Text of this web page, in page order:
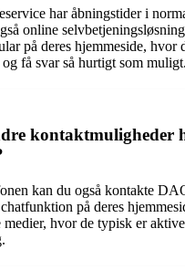
har åbningstider i
online
på deres hjemmeside, hvor
og få svar så hurtigt som muligt.
kontaktmuligheder
kan du også kontakte
på deres
medier, hvor de typisk er